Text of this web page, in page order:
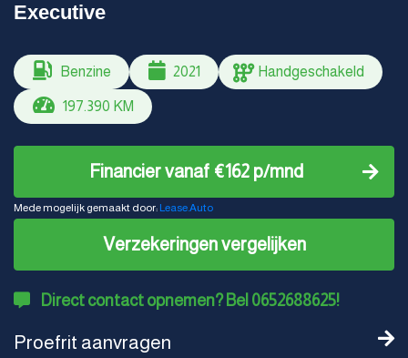
Executive
Benzine 2021 Handgeschakeld
197.390 KM
Financier vanaf €162 p/mnd
Mede mogelijk gemaakt door: Lease.Auto
Verzekeringen vergelijken
Direct contact opnemen? Bel 0652688625!
Proefrit aanvragen